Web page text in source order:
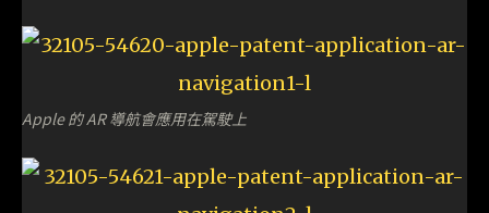
Apple 的 AR 導航會應用在駕駛上